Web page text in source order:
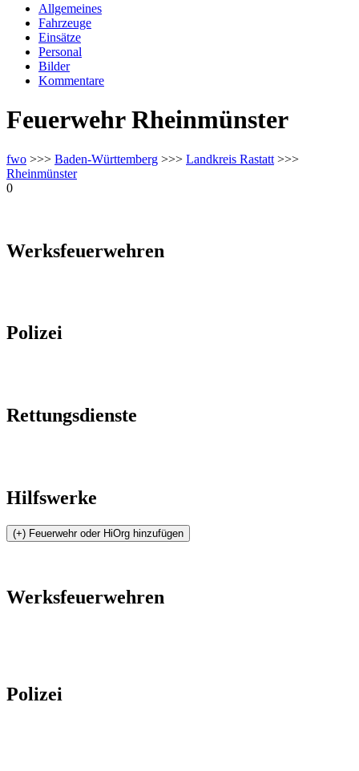
Allgemeines
Fahrzeuge
Einsätze
Personal
Bilder
Kommentare
Feuerwehr Rheinmünster
fwo >>> Baden-Württemberg >>> Landkreis Rastatt >>>
Rheinmünster
0
Werksfeuerwehren
Polizei
Rettungsdienste
Hilfswerke
Werksfeuerwehren
Polizei